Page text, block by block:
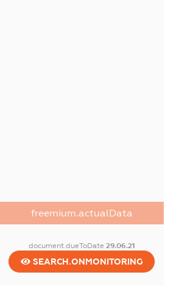
freemium.actualData
document.dueToDate 29.06.21
SEARCH.ONMONITORING